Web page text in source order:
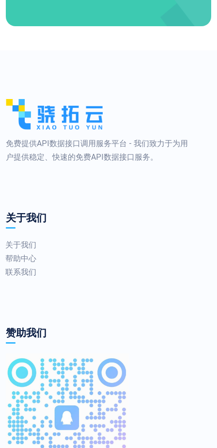
免费提供API数据接口调用服务平台 - 我们致力于为用
户提供稳定、快速的免费API数据接口服务。
关于我们
关于我们
帮助中心
联系我们
赞助我们